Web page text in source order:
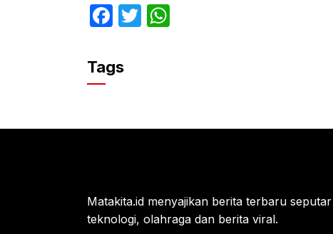
F
c
e
o
T
p
Tags
Matakita.id menyajikan berita terbaru
teknologi, olahraga dan berita viral.